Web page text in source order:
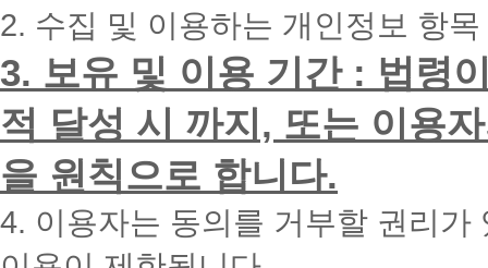
화
드
리
겠
습
니
다.
2. 수집 및 이용하는 개인정보 항
3. 보유 및 이용 기간 : 법령
적 달성 시 까지, 또는 이용
을 원칙으로 합니다.
4. 이용자는 동의를 거부할 권리